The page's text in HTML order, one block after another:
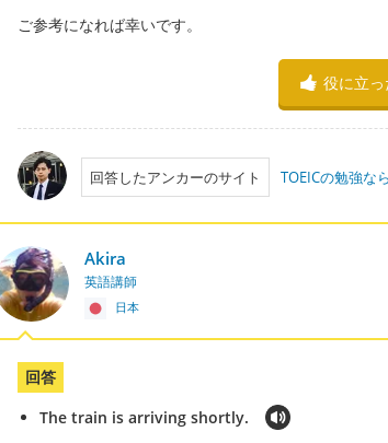
ご参考になれば幸いです。
役に立っ
回答したアンカーのサイト TOEICの勉強な
Akira
英語講師
日本
回答
The train is arriving shortly.